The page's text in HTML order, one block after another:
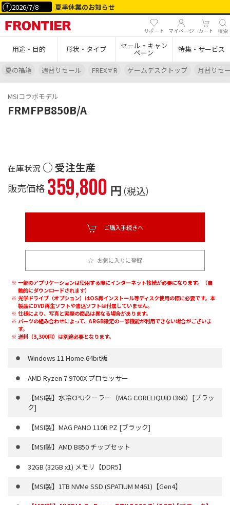
2026/7/8 夏季休業のお知らせ
サポート マイページ カート 検索
用途・目的 形状・タイプ セール・キャン
ペーン 特集・サービス
夏の福箱 週替りセール FREX∀R ゲームデスクトップ 月替りセ
FRMFPB850B/A
MSIコラボモデル
○ 受注生産
販売価格 359,800 円（税込）
ご購入手続きへ
お気に入りに登録
一部のアプリケーションは使用する際にインターネット接続が必要になります。（自
動的にダウンロードされます）
光学ドライブ（オプション）はOS再インストール等ディスク使用の際に必要です。本
製品にDVD再生ソフトや書込ソフトは付属していません。
仕様により、写真と実際の商品は異なる場合があります。
パーツの組み合わせによって、ARGB設定の一部機能が利用できない場合がございま
す。
送料（3,300円）は別途必要となります。
Windows 11 Home 64bit版
AMD Ryzen 7 9700X プロセッサー
【MSI製】水冷CPUクーラー（MAG CORELIQUID I360）[ブラッ
ク]
【MSI製】MAG PANO 110R PZ [ブラック]
【MSI製】AMD B850 チップセット
32GB (32GB x1) メモリ【DDR5】
【MSI製】1TB NVMe SSD (SPATIUM M461)【Gen4】